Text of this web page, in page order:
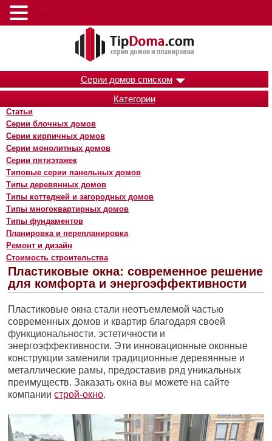
Серии домов списком
Категории
Статьи
Серии блочных домов
Серии кирпичных домов
Серии монолитных домов
Серии пятиэтажек
Типовые серии панельных домов
Типы деревянных домов
Типы коттеджей и загородных домов
Типы многоквартирных домов
Типы фундаментов
Планировка и перепланировка
Ремонт и дизайн
Стоимость строительства
Пластиковые окна: современное решение
для комфорта и энергоэффективности
Пластиковые окна стали неотъемлемой частью
современных домов и квартир благодаря своей
функциональности, эстетичности и
энергоэффективности. Эти инновационные оконные
конструкции заменили традиционные деревянные и
металлические рамы, предоставив ряд уникальных
преимуществ. Заказать окна вы можете на сайте
компаниистрой-окно.